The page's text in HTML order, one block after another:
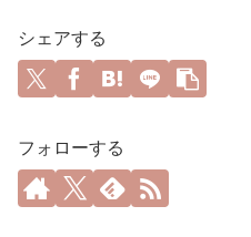
シェアする
フォローする